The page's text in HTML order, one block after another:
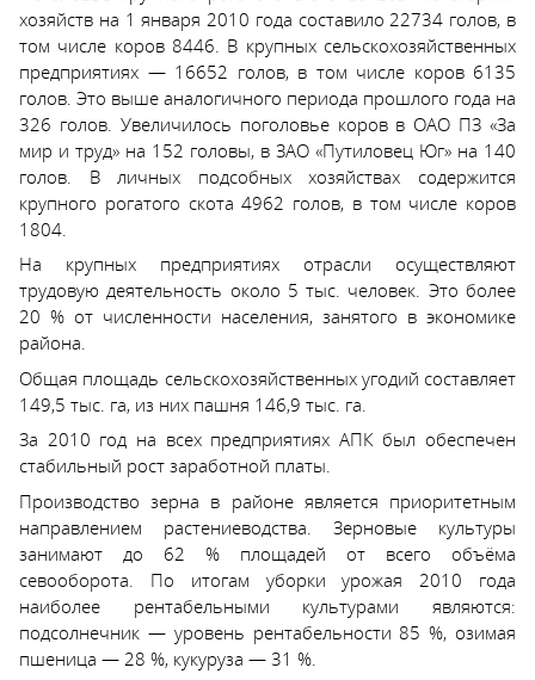
хозяйств на 1 января 2010 года составило 22734 голов, в
том числе коров 8446. В крупных сельскохозяйственных
предприятиях — 16652 голов, в том числе коров 6135
голов. Это выше аналогичного периода прошлого года на
326 голов. Увеличилось поголовье коров в ОАО ПЗ «За
мир и труд» на 152 головы, в ЗАО «Путиловец Юг» на 140
голов. В личных подсобных хозяйствах содержится
крупного рогатого скота 4962 голов, в том числе коров
1804.
На крупных предприятиях отрасли осуществляют
трудовую деятельность около 5 тыс. человек. Это более
20 % от численности населения, занятого в экономике
района.
Общая площадь сельскохозяйственных угодий составляет
149,5 тыс. га, из них пашня 146,9 тыс. га.
За 2010 год на всех предприятиях АПК был обеспечен
стабильный рост заработной платы.
Производство зерна в районе является приоритетным
направлением растениеводства. Зерновые культуры
занимают до 62 % площадей от всего объёма
севооборота. По итогам уборки урожая 2010 года
наиболее рентабельными культурами являются:
подсолнечник — уровень рентабельности 85 %, озимая
пшеница — 28 %, кукуруза — 31 %.